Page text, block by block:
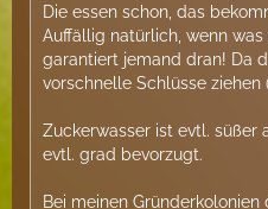
Die essen schon, das
Auffällig natürlich, wenn
garantiert jemand dran! Da
vorschnelle Schlüsse ziehen
Zuckerwasser ist evtl. süßer
evtl. grad bevorzugt.
Bei meinen Gründerkolonien